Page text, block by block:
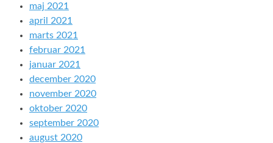
maj 2021
april 2021
marts 2021
februar 2021
januar 2021
december 2020
november 2020
oktober 2020
september 2020
august 2020